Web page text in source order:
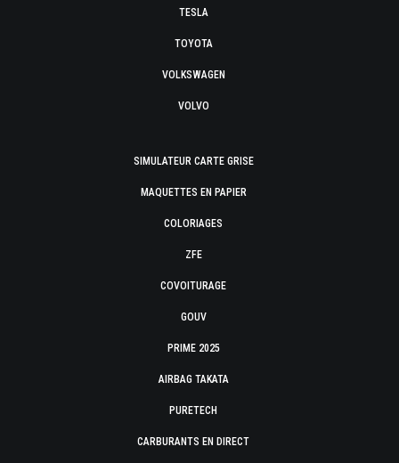
TESLA
TOYOTA
VOLKSWAGEN
VOLVO
SIMULATEUR CARTE GRISE
MAQUETTES EN PAPIER
COLORIAGES
ZFE
COVOITURAGE
GOUV
PRIME 2025
AIRBAG TAKATA
PURETECH
CARBURANTS EN DIRECT